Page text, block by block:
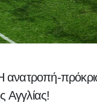
Αγγλίας!